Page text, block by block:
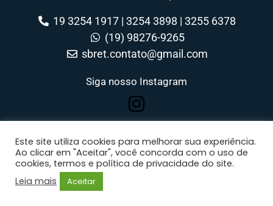
19 3254 1917 | 3254 3898 | 3255 6378
(19) 98276-9265
sbret.contato@gmail.com
Siga nosso Instagram
SBRET - Sociedade Brasileira de Regeneração Tecidual © 2026 Todos os
direitos reservados
Política de privacidade e termo de uso
Este site utiliza cookies para melhorar sua experiência.
Ao clicar em "Aceitar", você concorda com o uso de
cookies, termos e política de privacidade do site.
Leia mais
Aceitar